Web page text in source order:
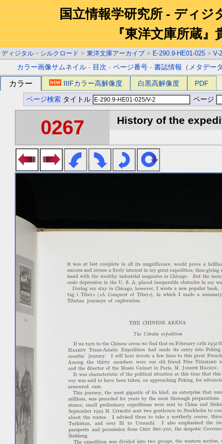
国立情報学研究所 - ディジ
『東洋文庫所蔵』
ディジタル・シルクロード > 東洋文庫アーカイブ > E-290.9-HE01-025 > V-2
カラー画像サムネイル - 目次 -ページ番号 -書誌情報（メタデー
カラー IIIFカラー高解像度 白黒高解像度 PDF
ページ検索 タイトル ページ
0267 History of the